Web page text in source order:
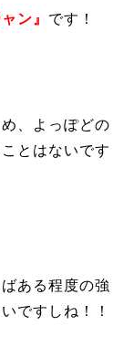
ン』 です！
、よっぽどの
とはないです
ある程度の強
ですしね！！